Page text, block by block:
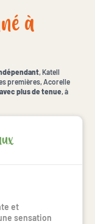
à
, Katell
premières, Acorelle
plus de tenue , à
et
sensation